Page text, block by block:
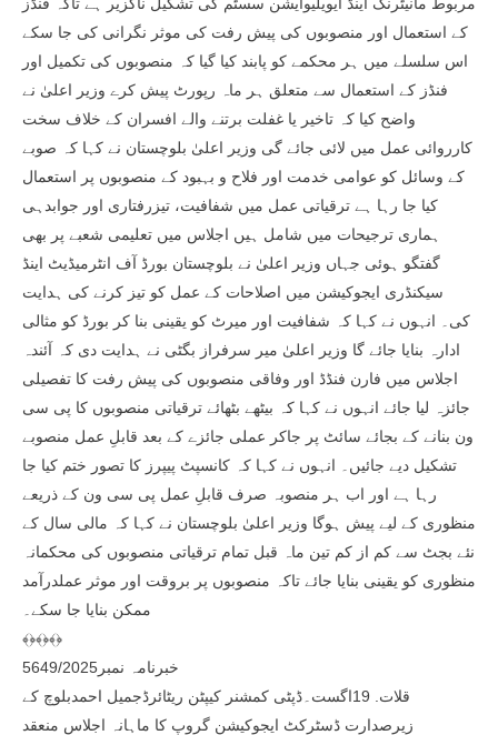
کے استعمال اور منصوبوں کی پیش رفت کی موثر نگرانی کی جا سکے
اس سلسلے میں ہر محکمے کو پابند کیا گیا کہ منصوبوں کی تکمیل اور
فنڈز کے استعمال سے متعلق ہر ماہ رپورٹ پیش کرے وزیر اعلیٰ نے
واضح کیا کہ تاخیر یا غفلت برتنے والے افسران کے خلاف سخت
کارروائی عمل میں لائی جائے گی وزیر اعلیٰ بلوچستان نے کہا کہ صوبے
کے وسائل کو عوامی خدمت اور فلاح و بہبود کے منصوبوں پر استعمال
کیا جا رہا ہے ترقیاتی عمل میں شفافیت، تیزرفتاری اور جوابدہی
ہماری ترجیحات میں شامل ہیں اجلاس میں تعلیمی شعبے پر بھی
گفتگو ہوئی جہاں وزیر اعلیٰ نے بلوچستان بورڈ آف انٹرمیڈیٹ اینڈ
سیکنڈری ایجوکیشن میں اصلاحات کے عمل کو تیز کرنے کی ہدایت
کی۔ انہوں نے کہا کہ شفافیت اور میرٹ کو یقینی بنا کر بورڈ کو مثالی
ادارہ بنایا جائے گا وزیر اعلیٰ میر سرفراز بگٹی نے ہدایت دی کہ آئندہ
اجلاس میں فارن فنڈڈ اور وفاقی منصوبوں کی پیش رفت کا تفصیلی
جائزہ لیا جائے انہوں نے کہا کہ بیٹھے بٹھائے ترقیاتی منصوبوں کا پی سی
ون بنانے کے بجائے سائٹ پر جاکر عملی جائزے کے بعد قابلِ عمل منصوبے
تشکیل دیے جائیں۔ انہوں نے کہا کہ کانسپٹ پیپرز کا تصور ختم کیا جا
رہا ہے اور اب ہر منصوبہ صرف قابلِ عمل پی سی ون کے ذریعے
منظوری کے لیے پیش ہوگا وزیر اعلیٰ بلوچستان نے کہا کہ مالی سال کے
نئے بجٹ سے کم از کم تین ماہ قبل تمام ترقیاتی منصوبوں کی محکمانہ
منظوری کو یقینی بنایا جائے تاکہ منصوبوں پر بروقت اور موثر عملدرآمد
ممکن بنایا جا سکے۔
﴾﴿﴾﴿﴾﴿
خبرنامہ نمبر5649/2025
قلات. 19اگست۔ڈپٹی کمشنر کیپٹن ریٹائرڈجمیل احمدبلوچ کے
زیرصدارت ڈسٹرکٹ ایجوکیشن گروپ کا ماہانہ اجلاس منعقد